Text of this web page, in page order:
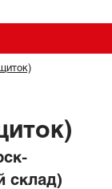
склад)